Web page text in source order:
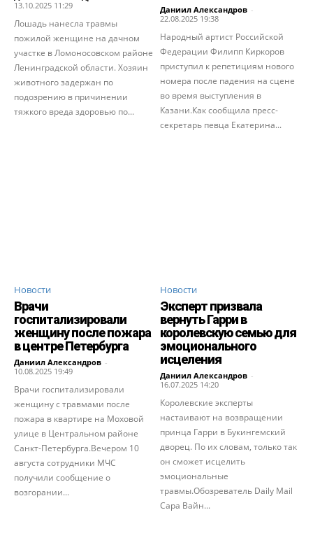
13.10.2025 11:29
Лошадь нанесла травмы
пожилой женщине на дачном
участке в Ломоносовском районе
Ленинградской области. Хозяин
животного задержан по
подозрению в причинении
тяжкого вреда здоровью по...
Даниил Александров -
22.08.2025 19:38
Народный артист Российской
Федерации Филипп Киркоров
приступил к репетициям нового
номера после падения на сцене
во время выступления в
Казани.Как сообщила пресс-
секретарь певца Екатерина...
Новости
Врачи
госпитализировали
женщину после пожара
в центре Петербурга
Даниил Александров -
10.08.2025 19:49
Врачи госпитализировали
женщину с травмами после
пожара в квартире на Моховой
улице в Центральном районе
Санкт-Петербурга.Вечером 10
августа сотрудники МЧС
получили сообщение о
возгорании...
Новости
Эксперт призвала
вернуть Гарри в
королевскую семью для
эмоционального
исцеления
Даниил Александров -
16.07.2025 14:20
Королевские эксперты
настаивают на возвращении
принца Гарри в Букингемский
дворец. По их словам, только так
он сможет исцелить
эмоциональные
травмы.Обозреватель Daily Mail
Сара Вайн...